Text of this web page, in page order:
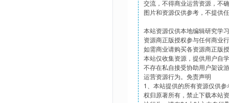
交流，不得商业运营资源，不
图片和资源仅供参考，不提供
本站资源仅供本地编辑研究学
资源商正版授权参与任何商业
如需商业请购买各资源商正版
本站仅收集资源，提供用户自
不存在私自接受协助用户架设
运营资源行为。免责声明
1、本站提供的所有资源仅供
权归原著所有，禁止下载本站